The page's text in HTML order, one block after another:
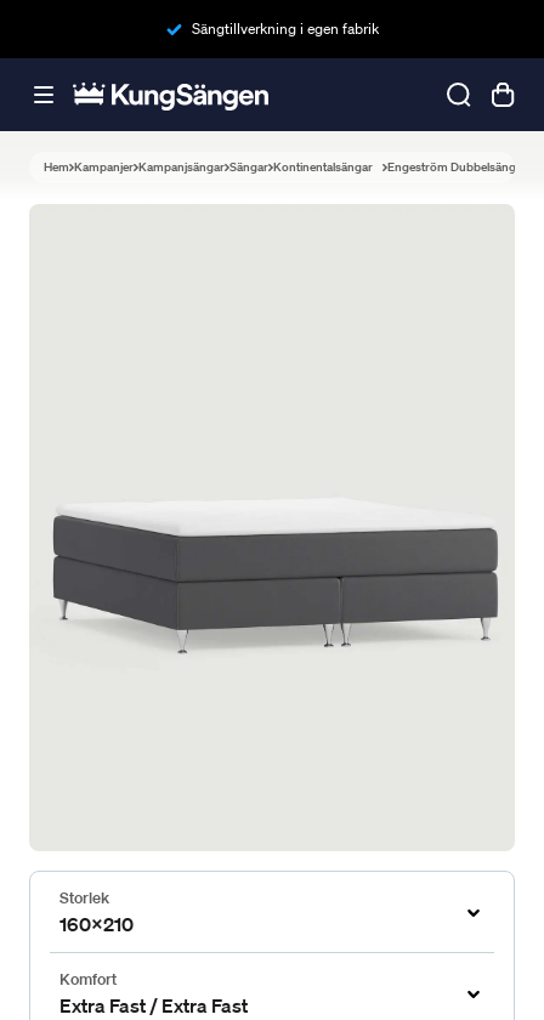
Sängtillverkning i egen fabrik
Hem Kampanjer Kampanjsängar Sängar Kontinentalsängar Engeström Dubbelsäng
Storlek
160x210
Komfort
Extra Fast / Extra Fast